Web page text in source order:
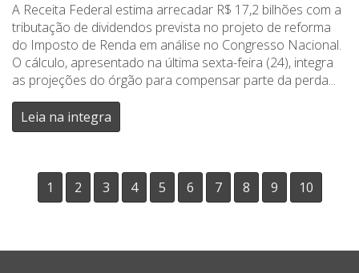
A Receita Federal estima arrecadar R$ 17,2 bilhões com a
tributação de dividendos prevista no projeto de reforma
do Imposto de Renda em análise no Congresso Nacional.
O cálculo, apresentado na última sexta-feira (24), integra
as projeções do órgão para compensar parte da perda...
Leia na integra
1 2 3 4 5 6 7 8 9 10